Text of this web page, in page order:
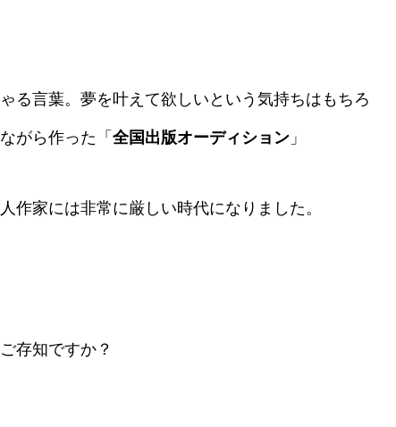
る言葉。夢を叶えて欲しいという気持ちはもちろ
がら作った「 全国出版オーディション 」
作家には非常に厳しい時代になりました。
存知ですか？